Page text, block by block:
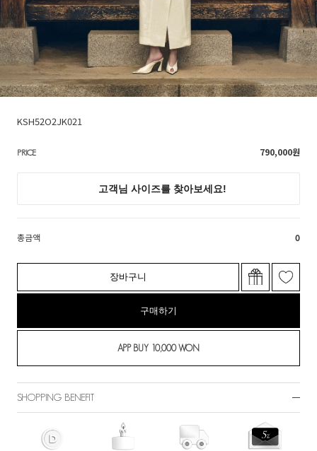
KSH52O2JK021
PRICE 790,000원
총금액 0
장바구니
구매하기
SHOPPING BENEFIT